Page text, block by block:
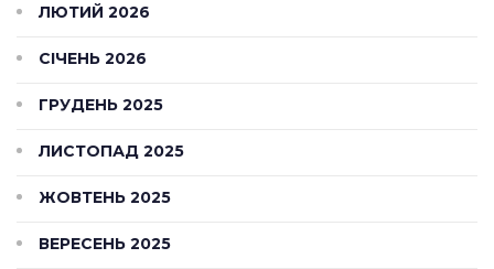
ЛЮТИЙ 2026
СІЧЕНЬ 2026
ГРУДЕНЬ 2025
ЛИСТОПАД 2025
ЖОВТЕНЬ 2025
ВЕРЕСЕНЬ 2025